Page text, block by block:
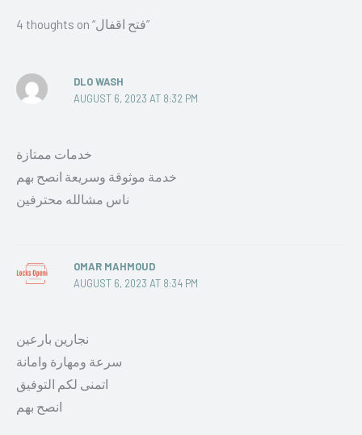
4 thoughts on “فتح اقفال”
DLO WASH
AUGUST 6, 2023 AT 8:32 PM
خدمات ممتازة
خدمة موثوقة وسريعة انصح بهم
ناس مشالله محترفين
OMAR MAHMOUD
AUGUST 6, 2023 AT 8:34 PM
نجارين بارعين
سرعة ومهارة وامانة
اتمنى لكم التوفيق
انصح بهم